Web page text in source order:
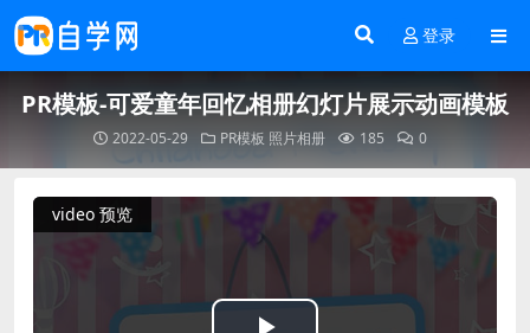
登录
PR模板-可爱童年回忆相册幻灯片展示动画模板
2022-05-29 PR模板 照片相册 185 0
video 预览